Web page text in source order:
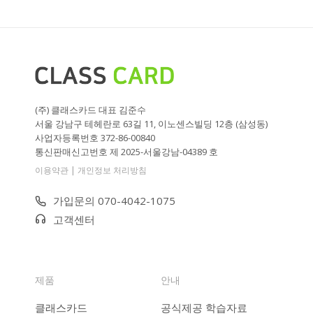
(주) 클래스카드 대표 김준수
서울 강남구 테헤란로 63길 11, 이노센스빌딩 12층 (삼성동)
사업자등록번호 372-86-00840
통신판매신고번호 제 2025-서울강남-04389 호
이용약관 | 개인정보 처리방침
가입문의 070-4042-1075
고객센터
제품
클래스카드
안내
공식제공 학습자료